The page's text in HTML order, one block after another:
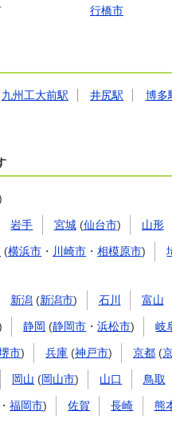
行橋市
九州工大前駅 井尻駅 博多
岩手 宮城(仙台市) 山形
(横浜市 ・ 川崎市 ・相模原市)
新潟 (新潟市) 石川 富山
静岡 (静岡市 ・浜松市) 岐
市) 兵庫 (神戸市) 京都 (
岡山 (岡山市) 山口 鳥取
・ 福岡市) 佐賀 長崎 熊